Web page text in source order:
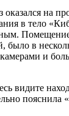
на
в тело
было в
и
видите
пояснила